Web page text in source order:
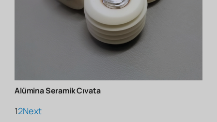
Alümina Seramik Cıvata
12Next